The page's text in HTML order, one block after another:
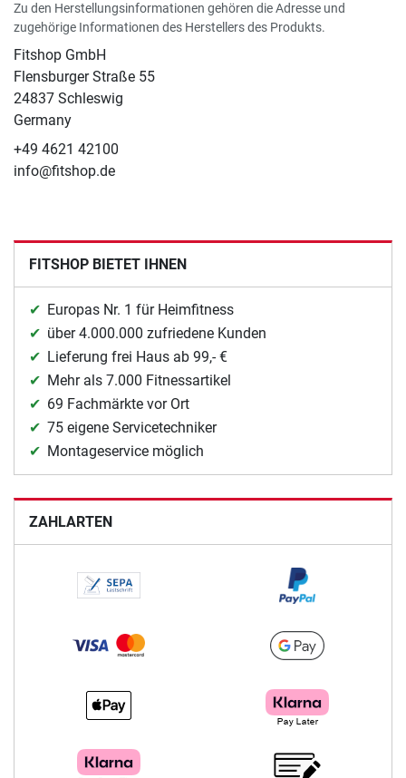
Zu den Herstellungsinformationen gehören die Adresse und
zugehörige Informationen des Herstellers des Produkts.
Fitshop GmbH
Flensburger Straße 55
24837 Schleswig
Germany
+49 4621 42100
info@fitshop.de
FITSHOP BIETET IHNEN
Europas Nr. 1 für Heimfitness
über 4.000.000 zufriedene Kunden
Lieferung frei Haus ab 99,- €
Mehr als 7.000 Fitnessartikel
69 Fachmärkte vor Ort
75 eigene Servicetechniker
Montageservice möglich
ZAHLARTEN